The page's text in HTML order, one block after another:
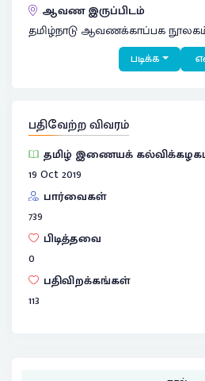
ஆவண இருப்பிடம்
தமிழ்நாடு ஆவணக்காப்பக
படிக்க
பதிவேற்ற விவரம்
தமிழ் இணையக்
19 Oct 2019
பார்வைகள்
739
பிடித்தவை
0
பதிவிறக்கங்கள்
113